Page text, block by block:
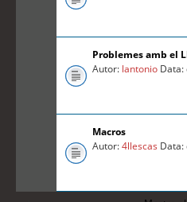
Problemes amb el
Autor: lantonio Data:
Macros
Autor:4llescas Data: